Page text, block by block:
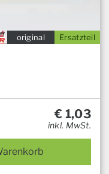
Ersatzteil
original
€ 1,03
inkl. MwSt.